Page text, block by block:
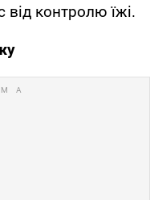
від контролю їжі.